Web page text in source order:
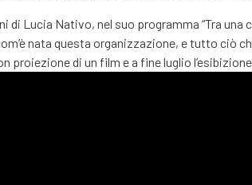
di Lucia Nativo, nel suo programma “Tra una
nata questa organizzazione, e tutto
proiezione di un film e a fine luglio